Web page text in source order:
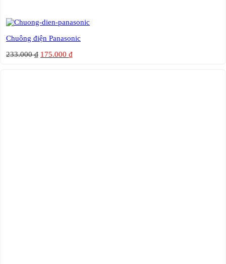
Chuông điện Panasonic
233.000₫ 175.000 ₫